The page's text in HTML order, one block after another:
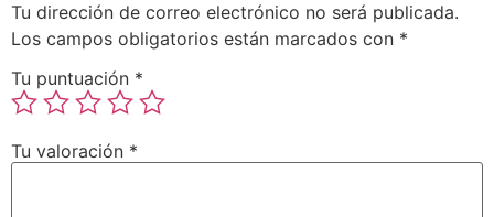
Tu dirección de correo electrónico no será publicada.
Los campos obligatorios están marcados con *
Tu puntuación *
Tu valoración *